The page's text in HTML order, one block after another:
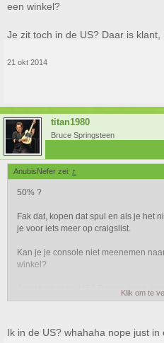
een winkel?
Je zit toch in de US? Daar is
21 okt 2014
titan1980
Bruce Springsteen
AnubisNefer zei: ↑
50% ?
Fak dat, kopen dat spul en als je het
je voor iets meer op craigslist.
Kan je je console niet meenemen
winkel?
Je zit toch in de US? Daar is klant,
Klik om te
Ik in de US? whahaha nope just in